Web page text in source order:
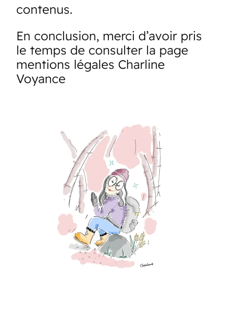
contenus.
En conclusion, merci d’avoir pris
le temps de consulter la page
mentions légales Charline
Voyance